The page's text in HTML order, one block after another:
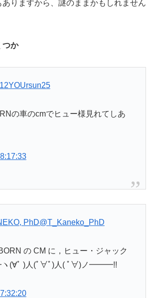
ありますから、謎のままかもしれません
つか
の車のcmでヒュー様見れてしあ
PhD@T_Kaneko_PhD
の CM に，ヒュー・ジャック
(∀ﾟ )人(ﾟ∀ﾟ)人( ﾟ∀)ノ━━━!!